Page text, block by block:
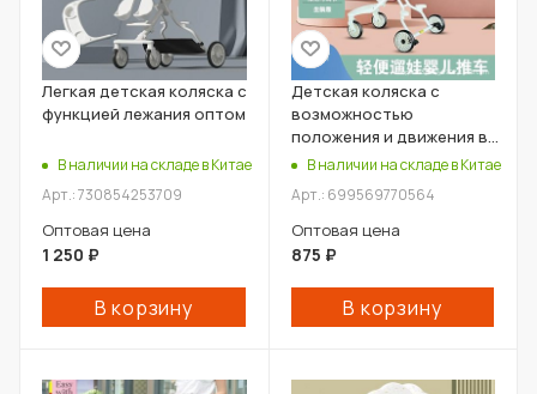
Легкая детская коляска с
функцией лежания оптом
В наличии на складе в Китае
Арт.: 730854253709
Оптовая цена
1 250 ₽
В корзину
Детская коляска с
возможностью
положения и движения в
обе стороны оптом
В наличии на складе в Китае
Арт.: 699569770564
Оптовая цена
875 ₽
В корзину